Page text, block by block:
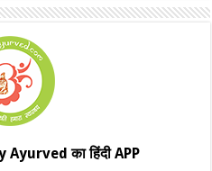
Ayurved का हिंदी APP